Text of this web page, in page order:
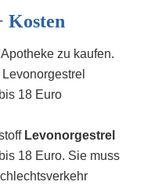
Kosten
zu kaufen.
18 Euro
Levonorgestrel
18 Euro. Sie muss